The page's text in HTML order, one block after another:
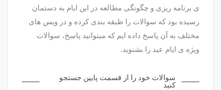
ی برنامه ریزی و چگونگی مطالعه در این ایام به دستمان
رسیده بود که سوالات را طبقه بندی کرده و در ویس های
مختلف به آن پاسخ داده ایم که میتوانید پاسخ، سوالات
ویژه ی ایام عید را بشنوید.
سوالات خود را از قسمت پایین جستجو
کنید